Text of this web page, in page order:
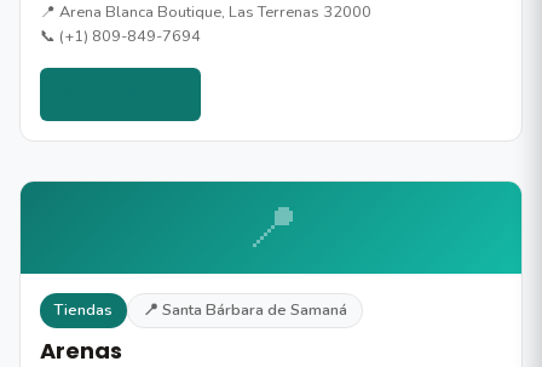
📍 Arena Blanca Boutique, Las Terrenas 32000
📞 (+1) 809-849-7694
📍
Tiendas 📍 Santa Bárbara de Samaná
Arenas